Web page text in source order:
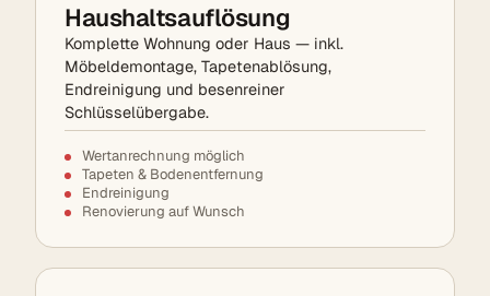
Haushaltsauflösung
Komplette Wohnung oder Haus — inkl.
Möbeldemontage, Tapetenablösung,
Endreinigung und besenreiner
Schlüsselübergabe.
Wertanrechnung möglich
Tapeten & Bodenentfernung
Endreinigung
Renovierung auf Wunsch